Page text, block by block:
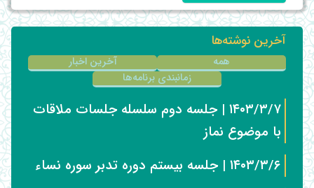
آخرین نوشته‌ها
همه
آخرین اخبار
زمانبندی برنامه‌ها
۱۴۰۳/۳/۷ | جلسه دوم سلسله جلسات ملاقات
با موضوع نماز
۱۴۰۳/۳/۶ | جلسه بیستم دوره تدبر سوره نساء